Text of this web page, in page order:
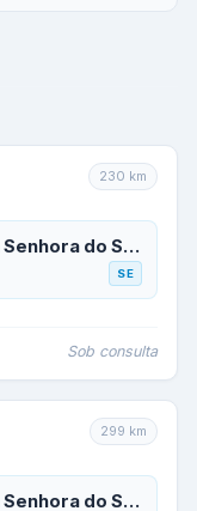
230 km
Nossa Senhora do Socorro
SE
Sob consulta
299 km
Nossa Senhora do Socorro